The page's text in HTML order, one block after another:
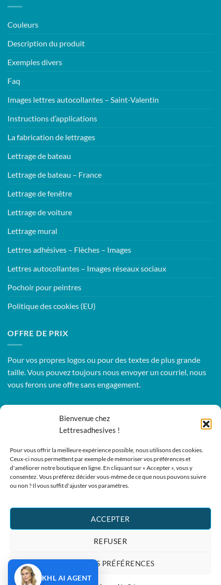
Bienvenue chez
Lettresadhesives !
Pour vous offrir la meilleure expérience possible, nous utilisons des cookies.
Ceux-ci nous permettent par exemple de mémoriser vos préférences et
d'améliorer notre boutique en ligne. En cliquant sur « Accepter », vous y
consentez. Vous préférez décider vous-même de ce que nous pouvons suivre
ou non ? Il vous suffit d'ajuster vos paramètres.
ACCEPTER
REFUSER
VOIR LES PRÉFÉRENCES
Couleurs
Description du produit
Exemples divers
Faq
Images lettres autocollantes – Saint-Valentin
Instructions d’applications
La fabrication de lettrages
Lettrage de bateau
Lettrage de bateau – France
Lettrage de fenêtre
Lettrage de voiture
Lettrage mural
Lettres adhésives – Flèches – Images
Lettres autocollantes – Images réseaux sociaux
Pochoir pour peintres
Politique des cookies (EU)
OFFRE DE PRIX
Pour vos propres logos ou pour des textes de plus grande
taille. Vous pouvez toujours nous envoyer un courriel, nous
vous ferons une offre sans engagement.
Informations sur les magasins
Activity Invest bvba - KHL
Kempische Steenweg 274
3500 Hasselt - Belgique BE0862447190
Téléphone :+32 11 261499
Cash
Delivery
Bancontact
Copyright 2026 © Activity Invest BV - KHL
Français : Lettresadhesives.be
KHL AI AGENT